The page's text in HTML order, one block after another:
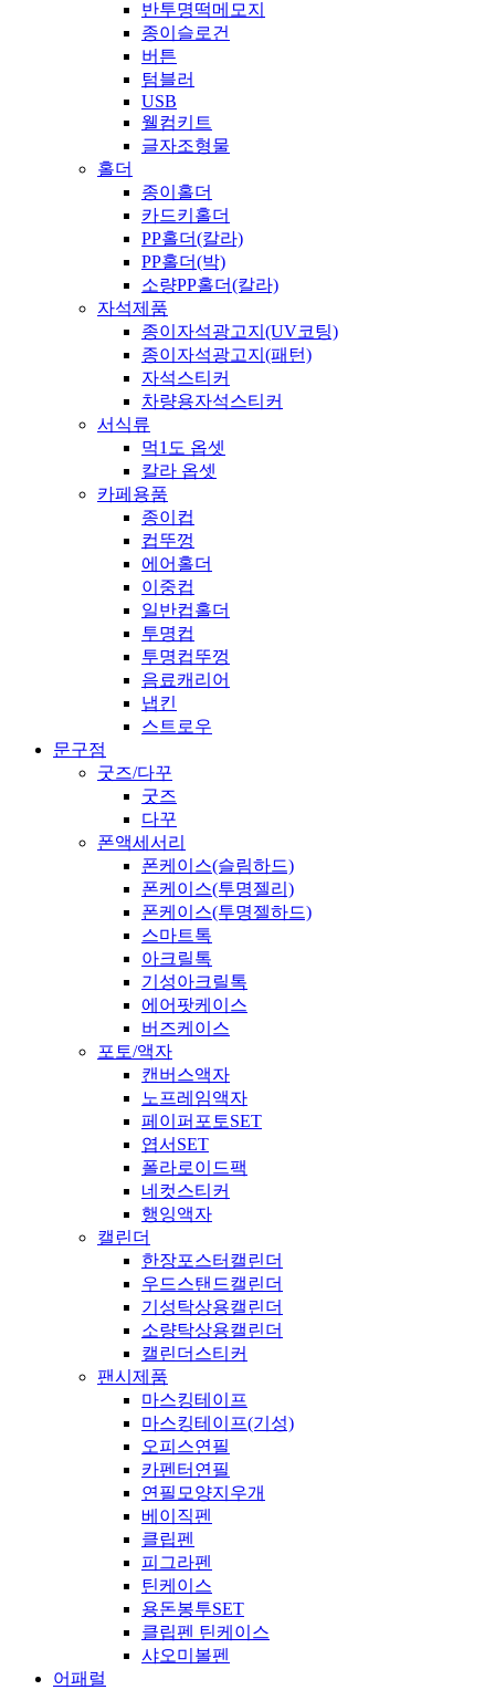
반투명떡메모지
종이슬로건
버튼
텀블러
USB
웰컴키트
글자조형물
홀더
종이홀더
카드키홀더
PP홀더(칼라)
PP홀더(박)
소량PP홀더(칼라)
자석제품
종이자석광고지(UV코팅)
종이자석광고지(패턴)
자석스티커
차량용자석스티커
서식류
먹1도 옵셋
칼라 옵셋
카페용품
종이컵
컵뚜껑
에어홀더
이중컵
일반컵홀더
투명컵
투명컵뚜껑
음료캐리어
냅킨
스트로우
문구점
굿즈/다꾸
굿즈
다꾸
폰액세서리
폰케이스(슬림하드)
폰케이스(투명젤리)
폰케이스(투명젤하드)
스마트톡
아크릴톡
기성아크릴톡
에어팟케이스
버즈케이스
포토/액자
캔버스액자
노프레임액자
페이퍼포토SET
엽서SET
폴라로이드팩
네컷스티커
행잉액자
캘린더
한장포스터캘린더
우드스탠드캘린더
기성탁상용캘린더
소량탁상용캘린더
캘린더스티커
팬시제품
마스킹테이프
마스킹테이프(기성)
오피스연필
카펜터연필
연필모양지우개
베이직펜
클립펜
피그라펜
틴케이스
용돈봉투SET
클립펜 틴케이스
샤오미볼펜
어패럴